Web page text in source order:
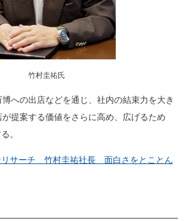
竹村圭祐氏
への出店などを通じ、社内の結束力を大き
提案する価値をさらに高め、広げるため
。
リサーチ 竹村圭祐社長 面白さをとことん